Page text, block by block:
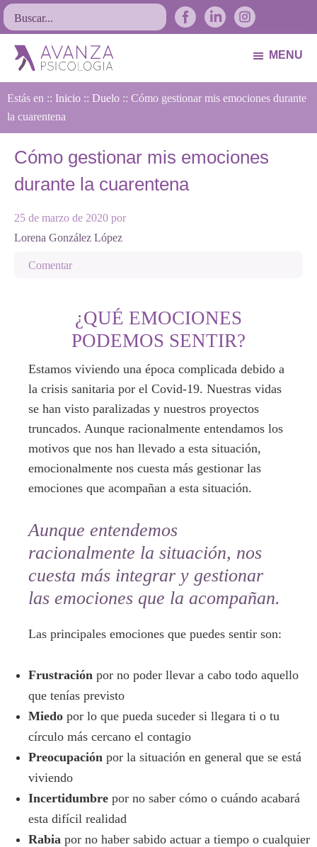
Saltar
a
navegación
principal
Saltar
al
contenido
principal
Saltar
al
pie
página
Buscar...
Avanza
Psicología
MENU
Estás en :: Inicio :: Duelo :: Cómo gestionar mis emociones durante
la cuarentena
Cómo gestionar mis emociones
durante la cuarentena
25 de marzo de 2020 por
Lorena González López
Comentar
¿QUÉ EMOCIONES
PODEMOS SENTIR?
Estamos viviendo una época complicada debido a
la crisis sanitaria por el Covid-19. Nuestras vidas
se han visto paralizadas y nuestros proyectos
truncados. Aunque racionalmente entendamos los
motivos que nos han llevado a esta situación,
emocionalmente nos cuesta más gestionar las
emociones que acompañan a esta situación.
Aunque entendemos
racionalmente la situación, nos
cuesta más integrar y gestionar
las emociones que la acompañan.
Las principales emociones que puedes sentir son:
Frustración por no poder llevar a cabo todo aquello
que tenías previsto
Miedo por lo que pueda suceder si llegara ti o tu
círculo más cercano el contagio
Preocupación por la situación en general que se está
viviendo
Incertidumbre por no saber cómo o cuándo acabará
esta difícil realidad
Rabia por no haber sabido actuar a tiempo o cualquier